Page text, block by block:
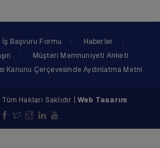
İş Başvuru Formu
Haberler
Müşteri Memnuniyeti Anketi
Kanunu Çerçevesinde Aydınlatma Metni
Hakları Saklıdır | Web Tasarım